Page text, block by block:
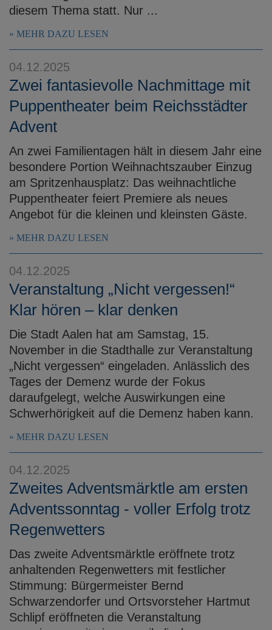
diesem Thema statt. Nur ...
MEHR DAZU LESEN
04.12.2025
Zwei fantasievolle Nachmittage mit
Puppentheater beim Reichsstädter
Advent
An zwei Familientagen hält in diesem Jahr eine
besondere Portion Weihnachtszauber Einzug
am Spritzenhausplatz: Das weihnachtliche
Puppentheater feiert Premiere als neues
Angebot für die kleinen und kleinsten Gäste.
MEHR DAZU LESEN
04.12.2025
Veranstaltung „Nicht vergessen!“
Klar hören – klar denken
Die Stadt Aalen hat am Samstag, 15.
November in die Stadthalle zur Veranstaltung
„Nicht vergessen“ eingeladen. Anlässlich des
Tages der Demenz wurde der Fokus
daraufgelegt, welche Auswirkungen eine
Schwerhörigkeit auf die Demenz haben kann.
MEHR DAZU LESEN
04.12.2025
Zweites Adventsmärktle am ersten
Adventssonntag - voller Erfolg trotz
Regenwetters
Das zweite Adventsmärktle eröffnete trotz
anhaltenden Regenwetters mit festlicher
Stimmung: Bürgermeister Bernd
Schwarzendorfer und Ortsvorsteher Hartmut
Schlipf eröffneten die Veranstaltung